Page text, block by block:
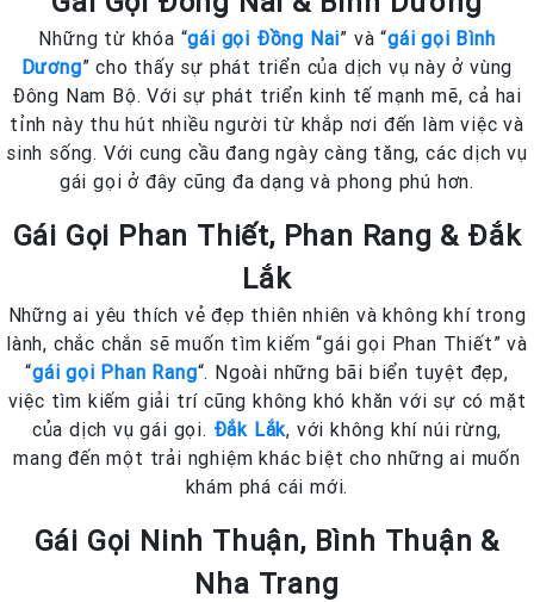
Những từ khóa “gái gọi Đồng Nai” và “gái gọi Bình
Dương” cho thấy sự phát triển của dịch vụ này ở vùng
Đông Nam Bộ. Với sự phát triển kinh tế mạnh mẽ, cả hai
tỉnh này thu hút nhiều người từ khắp nơi đến làm việc và
sinh sống. Với cung cầu đang ngày càng tăng, các dịch vụ
gái gọi ở đây cũng đa dạng và phong phú hơn.
Gái Gọi Phan Thiết, Phan Rang & Đắk
Lắk
Những ai yêu thích vẻ đẹp thiên nhiên và không khí trong
lành, chắc chắn sẽ muốn tìm kiếm “gái gọi Phan Thiết” và
“gái gọi Phan Rang“. Ngoài những bãi biển tuyệt đẹp,
việc tìm kiếm giải trí cũng không khó khăn với sự có mặt
của dịch vụ gái gọi. Đắk Lắk, với không khí núi rừng,
mang đến một trải nghiệm khác biệt cho những ai muốn
khám phá cái mới.
Gái Gọi Ninh Thuận, Bình Thuận &
Nha Trang